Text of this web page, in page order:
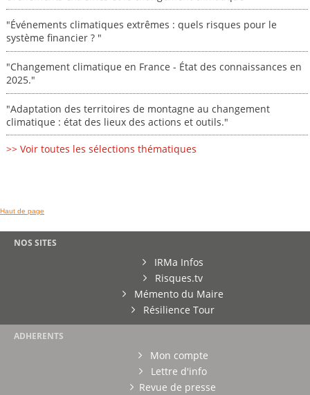
"Événements climatiques extrêmes : quels risques pour le
système financier ? "
"Changement climatique en France - État des connaissances en
2025."
"Adaptation des territoires de montagne au changement
climatique : état des lieux des actions et outils."
>> Voir toutes les sélections thématiques
Haut de page
NOS SITES
IRMa Infos
Risques.tv
Mémento du Maire
Résilience Tour
ADHERENTS
Mon compte
Lettre d'info
Revue de presse